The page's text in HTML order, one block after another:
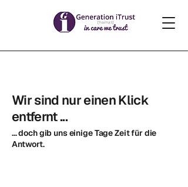
Wir sind nur einen Klick
entfernt ...
... doch gib uns einige Tage Zeit für die
Antwort.